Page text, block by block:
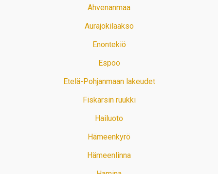
Ahvenanmaa
Aurajokilaakso
Enontekiö
Espoo
Etelä-Pohjanmaan lakeudet
Fiskarsin ruukki
Hailuoto
Hämeenkyrö
Hämeenlinna